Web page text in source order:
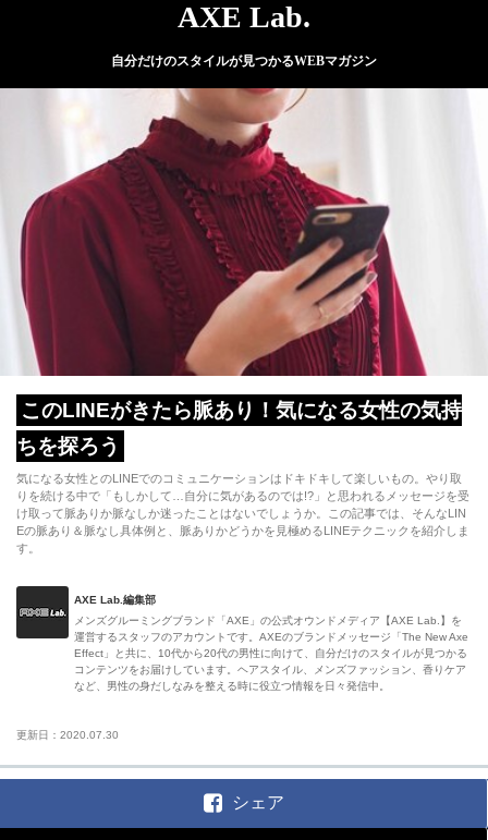
AXE Lab.
自分だけのスタイルが見つかるWEBマガジン
このLINEがきたら脈あり！気になる女性の気持
ちを探ろう
気になる女性とのLINEでのコミュニケーションはドキドキして楽しいもの。やり取
りを続ける中で「もしかして…自分に気があるのでは!?」と思われるメッセージを受
け取って脈ありか脈なしか迷ったことはないでしょうか。この記事では、そんなLIN
Eの脈あり＆脈なし具体例と、脈ありかどうかを見極めるLINEテクニックを紹介しま
す。
AXE Lab.編集部
メンズグルーミングブランド「AXE」の公式オウンドメディア【AXE Lab.】を
運営するスタッフのアカウントです。AXEのブランドメッセージ「The New Axe
Effect」と共に、10代から20代の男性に向けて、自分だけのスタイルが見つかる
コンテンツをお届けしています。ヘアスタイル、メンズファッション、香りケア
など、男性の身だしなみを整える時に役立つ情報を日々発信中。
更新日：2020.07.30
シェア